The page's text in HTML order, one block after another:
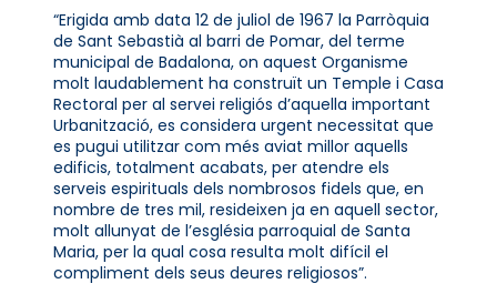
“Erigida amb data 12 de juliol de 1967 la Parròquia
de Sant Sebastià al barri de Pomar, del terme
municipal de Badalona, on aquest Organisme
molt laudablement ha construït un Temple i Casa
Rectoral per al servei religiós d’aquella important
Urbanització, es considera urgent necessitat que
es pugui utilitzar com més aviat millor aquells
edificis, totalment acabats, per atendre els
serveis espirituals dels nombrosos fidels que, en
nombre de tres mil, resideixen ja en aquell sector,
molt allunyat de l’església parroquial de Santa
Maria, per la qual cosa resulta molt difícil el
compliment dels seus deures religiosos”.